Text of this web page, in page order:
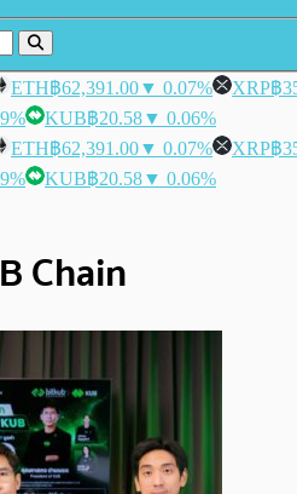
ETH฿62,391.00▼ 0.07% XRP฿
KUB฿20.58▼ 0.06%
ETH฿62,391.00▼ 0.07% XRP฿
KUB฿20.58▼ 0.06%
Chain